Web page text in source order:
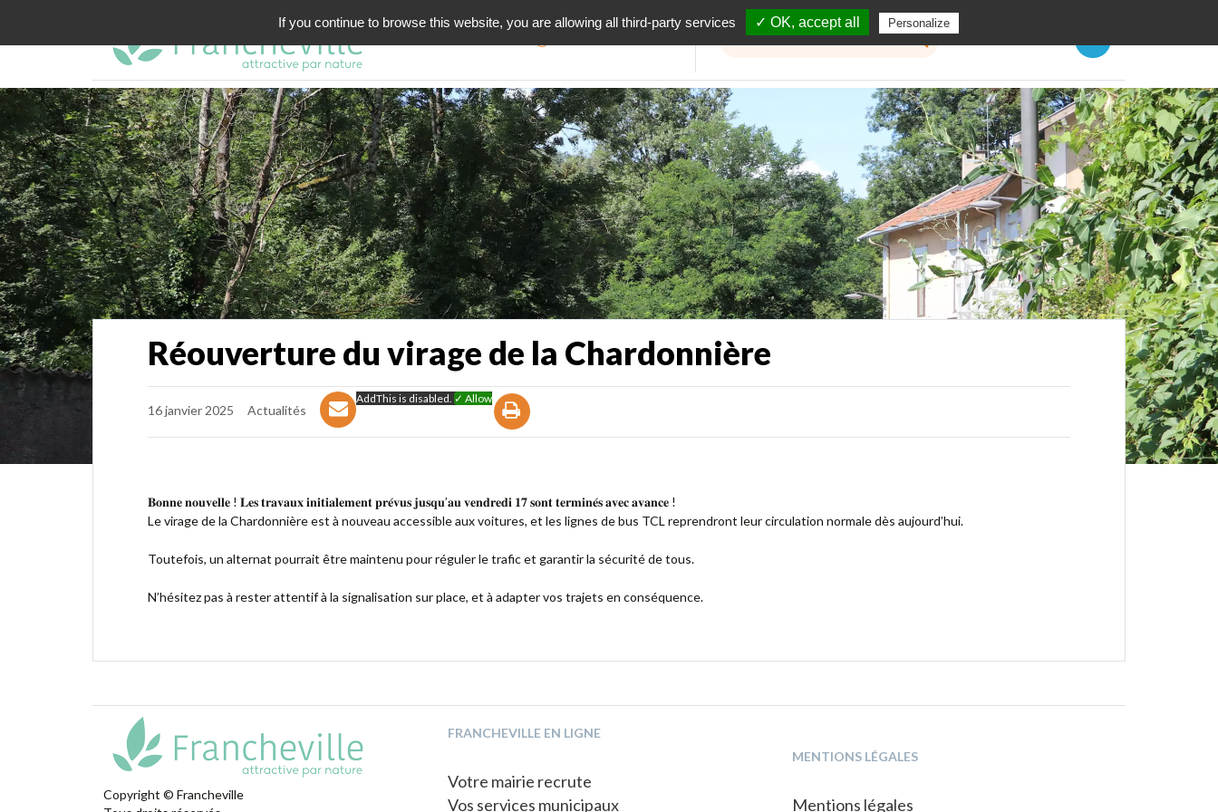
Réouverture du virage de la Chardonnière
16 janvier 2025 Actualités
AddThis is disabled. ✓ Allow
𝐁𝐨𝐧𝐧𝐞 𝐧𝐨𝐮𝐯𝐞𝐥𝐥𝐞 ! 𝐋𝐞𝐬 𝐭𝐫𝐚𝐯𝐚𝐮𝐱 𝐢𝐧𝐢𝐭𝐢𝐚𝐥𝐞𝐦𝐞𝐧𝐭 𝐩𝐫𝐞́𝐯𝐮𝐬 𝐣𝐮𝐬𝐪𝐮’𝐚𝐮 𝐯𝐞𝐧𝐝𝐫𝐞𝐝𝐢 𝟏𝟕 𝐬𝐨𝐧𝐭 𝐭𝐞𝐫𝐦𝐢𝐧𝐞́𝐬 𝐚𝐯𝐞𝐜 𝐚𝐯𝐚𝐧𝐜𝐞 !
Le virage de la Chardonnière est à nouveau accessible aux voitures, et les lignes de bus TCL reprendront leur circulation normale dès aujourd’hui.
Toutefois, un alternat pourrait être maintenu pour réguler le trafic et garantir la sécurité de tous.
N’hésitez pas à rester attentif à la signalisation sur place, et à adapter vos trajets en conséquence.
Copyright © Francheville
FRANCHEVILLE EN LIGNE
Votre mairie recrute
Vos services municipaux
MENTIONS LÉGALES
Mentions légales
If you continue to browse this website, you are allowing all third-party services ✓ OK, accept all Personalize